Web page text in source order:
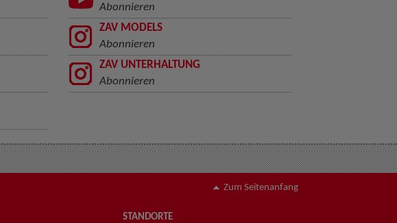
Abonnieren
ZAV MODELS
Abonnieren
ZAV UNTERHALTUNG
Abonnieren
Zum Seitenanfang
STANDORTE